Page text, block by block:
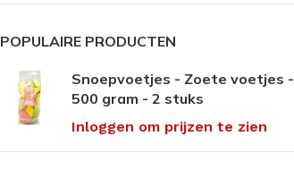
POPULAIRE PRODUCTEN
Snoepvoetjes - Zoete voetjes -
500 gram - 2 stuks
Inloggen om prijzen te zien